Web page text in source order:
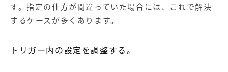
す。指定の仕方が間違っていた場合には、これで解決
するケースが多くあります。
トリガー内の設定を調整する。